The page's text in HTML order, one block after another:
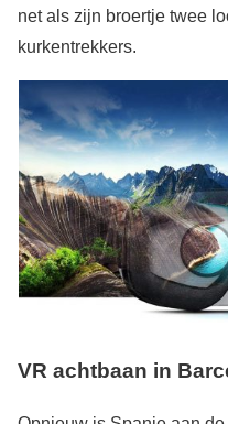
net als zijn broertje twee
kurkentrekkers.
VR achtbaan in